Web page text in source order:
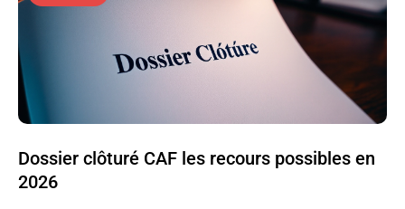
Dossier clôturé CAF les recours possibles en
2026